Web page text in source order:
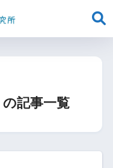
の記事一覧